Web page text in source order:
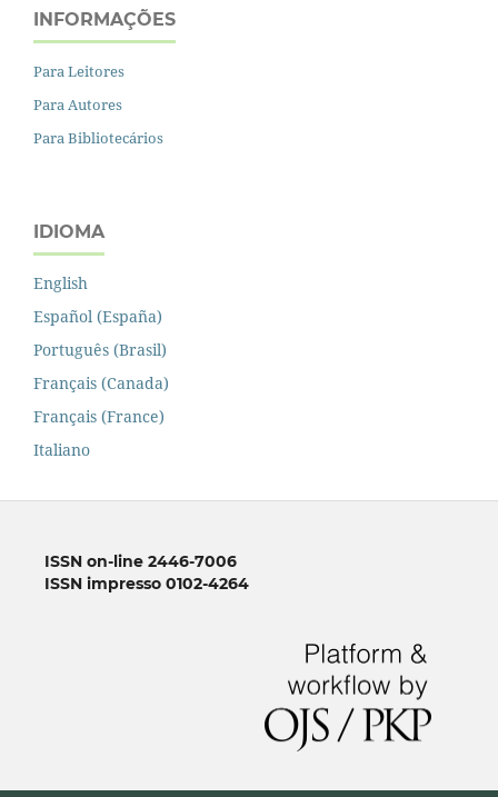
INFORMAÇÕES
Para Leitores
Para Autores
Para Bibliotecários
IDIOMA
English
Español (España)
Português (Brasil)
Français (Canada)
Français (France)
Italiano
ISSN on-line 2446-7006
ISSN impresso 0102-4264